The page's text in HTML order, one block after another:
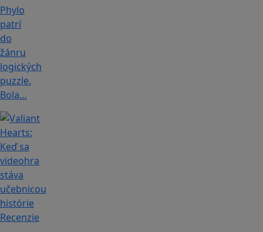
Phylo
patrí
do
žánru
logických
puzzle.
Bola…
Recenzie